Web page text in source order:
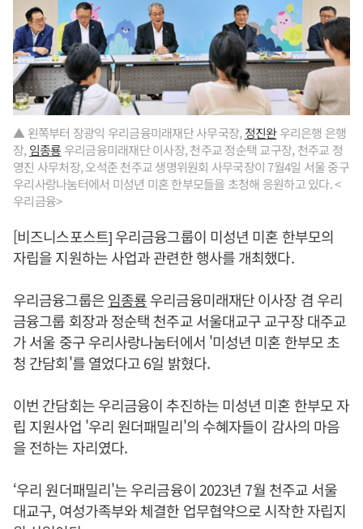
▲ 왼쪽부터 장광익 우리금융미래재단 사무국장, 정진완우리은행 은행
장, 임종룡 우리금융미래재단 이사장, 천주교 정순택 교구장, 천주교 정
영진 사무처장, 오석준 천주교 생명위원회 사무국장이 7월4일 서울 중구
우리사랑나눔터에서 미성년 미혼 한부모들을 초청해 응원하고 있다. <
우리금융>
[비즈니스포스트] 우리금융그룹이 미성년 미혼 한부모의
자립을 지원하는 사업과 관련한 행사를 개최했다.
우리금융그룹은임종룡우리금융미래재단 이사장 겸 우리
금융그룹 회장과 정순택 천주교 서울대교구 교구장 대주교
가 서울 중구 우리사랑나눔터에서 '미성년 미혼 한부모 초
청 간담회'를 열었다고 6일 밝혔다.
이번 간담회는 우리금융이 추진하는 미성년 미혼 한부모 자
립 지원사업 '우리 원더패밀리'의 수혜자들이 감사의 마음
을 전하는 자리였다.
‘우리 원더패밀리'는 우리금융이 2023년 7월 천주교 서울
대교구, 여성가족부와 체결한 업무협약으로 시작한 자립지